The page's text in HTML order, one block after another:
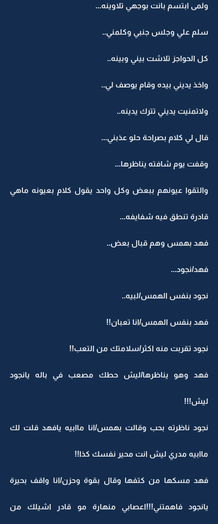
ولمى ابتسم بانت بوجهي تلاوينه...
سلم علي وجلس جنبي وكلمني..
كل الحواجز تلاشت بيني وبينه..
واخذ يديني بيده وقام يوصف لي..
ولاتمنيت يديني تترك يدينه..
قال لي كلام بصراحة حلو عذبني...
وقفت يوم شافته يناظرها...
والتقوا عيونهم ببعض وكل واحد يقول كلام بعيونه ماهي
قادرة تنطق فيه شفايفه...
فهد بهمس وهم قبال بعض..
فهد/نجود...
نجود بنفس الهمس/لبيه..
فهد بنفس الهمس/انا تعبان!!
نجود تقربت منه اكثر/سلامتك من التعب!!
فهد وهو يناظرها/ليش حطك مصعب في باله يانجود
ليش!!!
نجود ناظرته بحب وقالت بهمس/انا ماابيه يافهد قلت لك
ماابيه مدري ليش انت محير نفسك كذا!!
فهد مسكها من كتفها وقال بقوة وحزن/انا واقف بحيرة
يانجود فاهمتني!!!اعصابي منهارة مو قادر اشيلك من